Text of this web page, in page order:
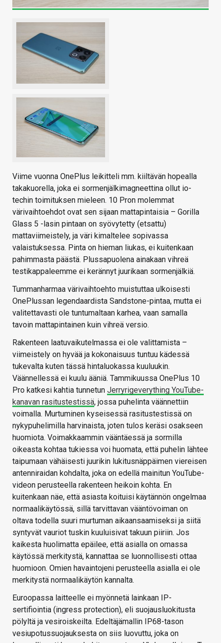
Viime vuonna OnePlus leikitteli mm. kiiltävän hopealla
takakuorella, joka ei sormenjälkimagneettina ollut io-
techin toimituksen mieleen. 10 Pron molemmat
värivaihtoehdot ovat sen sijaan mattapintaisia – Gorilla
Glass 5 -lasin pintaan on syövytetty (etsattu)
mattaviimeistely, ja väri kimaltelee sopivassa
valaistuksessa. Pinta on hieman liukas, ei kuitenkaan
pahimmasta päästä. Plussapuolena ainakaan vihreä
testikappaleemme ei kerännyt juurikaan sormenjälkiä.
Tummanharmaa värivaihtoehto muistuttaa ulkoisesti
OnePlussan legendaardista Sandstone-pintaa, mutta ei
valitettavasti ole tuntumaltaan karhea, vaan samalla
tavoin mattapintainen kuin vihreä versio.
Rakenteen laatuvaikutelmassa ei ole valittamista –
viimeistely on hyvää ja kokonaisuus tuntuu kädessä
tukevalta kuten tässä hintaluokassa kuuluukin.
Väännellessä ei kuulu ääniä. Tammikuussa OnePlus 10
Pro katkesi kahtia tunnetun Jerryrigeverything YouTube-
kanavan rasitustestissä, jossa puhelinta väännettiin
voimalla. Murtuminen kyseisessä rasitustestissä on
nykypuhelimilla harvinaista, joten tulos keräsi osakseen
huomiota. Voimakkaammin vääntäessä ja sormilla
oikeasta kohtaa tukiessa voi huomata, että puhelin lähtee
taipumaan vähäisesti juurikin lukitusnäppäimen viereisen
antenniraidan kohdalta, joka on edellä mainitun YouTube-
videon perusteella rakenteen heikoin kohta. En
kuitenkaan näe, että asiasta koituisi käytännön ongelmaa
normaalikäytössä, sillä tarvittavan vääntövoiman on
oltava todella suuri murtuman aikaansaamiseksi ja siitä
syntyvät vauriot tuskin kuuluisivat takuun piiriin. Jos
kaikesta huolimatta epäilee, että asialla on omassa
käytössä merkitystä, kannattaa se luonnollisesti ottaa
huomioon. Omien havaintojeni perusteella asialla ei ole
merkitystä normaalikäytön kannalta.
Euroopassa laitteelle ei myönnetä lainkaan IP-
sertifiointia (ingress protection), eli suojausluokitusta
pölyltä ja vesiroiskeilta. Edeltäjämallin IP68-tason
vesiupotussuojauksesta on siis luovuttu, joka on